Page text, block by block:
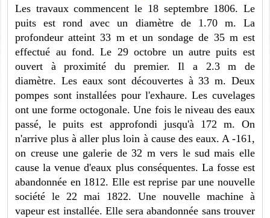
Les travaux commencent le 18 septembre 1806. Le
puits est rond avec un diamètre de 1.70 m. La
profondeur atteint 33 m et un sondage de 35 m est
effectué au fond. Le 29 octobre un autre puits est
ouvert à proximité du premier. Il a 2.3 m de
diamètre. Les eaux sont découvertes à 33 m. Deux
pompes sont installées pour l'exhaure. Les cuvelages
ont une forme octogonale. Une fois le niveau des eaux
passé, le puits est approfondi jusqu'à 172 m. On
n'arrive plus à aller plus loin à cause des eaux. A -161,
on creuse une galerie de 32 m vers le sud mais elle
cause la venue d'eaux plus conséquentes. La fosse est
abandonnée en 1812. Elle est reprise par une nouvelle
société le 22 mai 1822. Une nouvelle machine à
vapeur est installée. Elle sera abandonnée sans trouver